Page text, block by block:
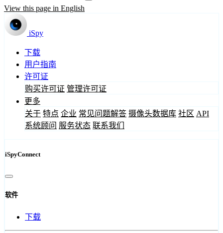
View this page in English
iSpy
下载
用户指南
许可证
购买许可证 管理许可证
更多
关于 特点 企业 常见问题解答 摄像头数据库 社区 API
系统顾问 服务状态 联系我们
iSpyConnect
软件
下载